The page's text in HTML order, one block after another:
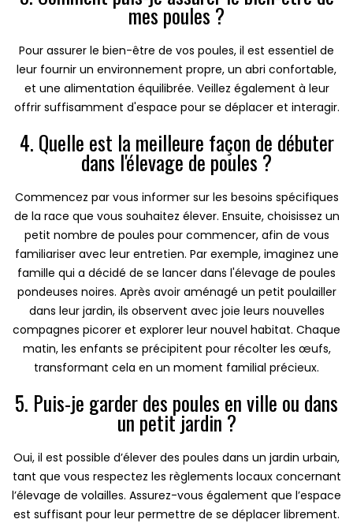
mes poules ?
Pour assurer le bien-être de vos poules, il est essentiel de
leur fournir un environnement propre, un abri confortable,
et une alimentation équilibrée. Veillez également à leur
offrir suffisamment d'espace pour se déplacer et interagir.
4. Quelle est la meilleure façon de débuter
dans l'élevage de poules ?
Commencez par vous informer sur les besoins spécifiques
de la race que vous souhaitez élever. Ensuite, choisissez un
petit nombre de poules pour commencer, afin de vous
familiariser avec leur entretien. Par exemple, imaginez une
famille qui a décidé de se lancer dans l'élevage de poules
pondeuses noires. Après avoir aménagé un petit poulailler
dans leur jardin, ils observent avec joie leurs nouvelles
compagnes picorer et explorer leur nouvel habitat. Chaque
matin, les enfants se précipitent pour récolter les œufs,
transformant cela en un moment familial précieux.
5. Puis-je garder des poules en ville ou dans
un petit jardin ?
Oui, il est possible d’élever des poules dans un jardin urbain,
tant que vous respectez les règlements locaux concernant
l’élevage de volailles. Assurez-vous également que l’espace
est suffisant pour leur permettre de se déplacer librement.